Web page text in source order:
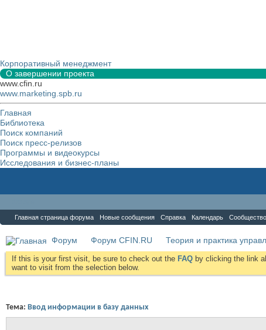
Корпоративный менеджмент
О завершении проекта
www.cfin.ru
www.marketing.spb.ru
Главная
Библиотека
Поиск компаний
Поиск пресс-релизов
Программы и видеокурсы
Исследования и бизнес-планы
Главная страница форума Новые сообщения Справка Календарь Сообщество
Форум Форум CFIN.RU Теория и практика
If this is your first visit, be sure to check out the FAQ by clicking the link
want to visit from the selection below.
Тема: Ввод информации в базу данных